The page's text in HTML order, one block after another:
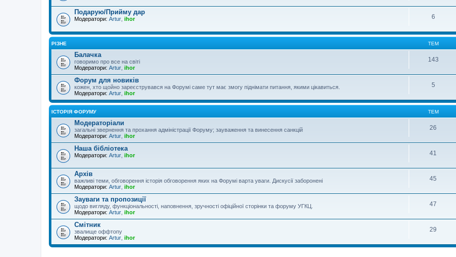
Подарую/Прийму дар
Модератори: Artur ihor 6
РІЗНЕ ТЕМ
Балачка
говоримо про все на світі
Модератори: Artur ihor
143
Форум для новиків
кожен, хто щойно зареєструвався на Форумі саме тут має змогу піднімати питання, якими цікавиться.
Модератори: Artur ihor
5
ІСТОРІЯ ФОРУМУ ТЕМ
Модераторіали
загальні звернення та прохання адміністрації Форуму; зауваження та винесення санкцій
Модератори: Artur ihor
26
Наша бібліотека
Модератори: Artur ihor 41
Архів
важливі теми, обговорення історія обговорення яких на Форумі варта уваги. Дискусії заборонені
Модератори: Artur ihor
45
Зауваги та пропозиції
щодо вигляду, функціональності, наповнення, зручності офіційної сторінки та форуму УГКЦ.
Модератори: Artur ihor
47
Смітник
звалище оффтопу
Модератори: Artur ihor
29